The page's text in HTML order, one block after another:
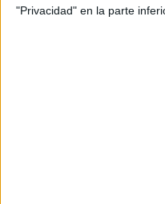
"Privacidad" en la parte